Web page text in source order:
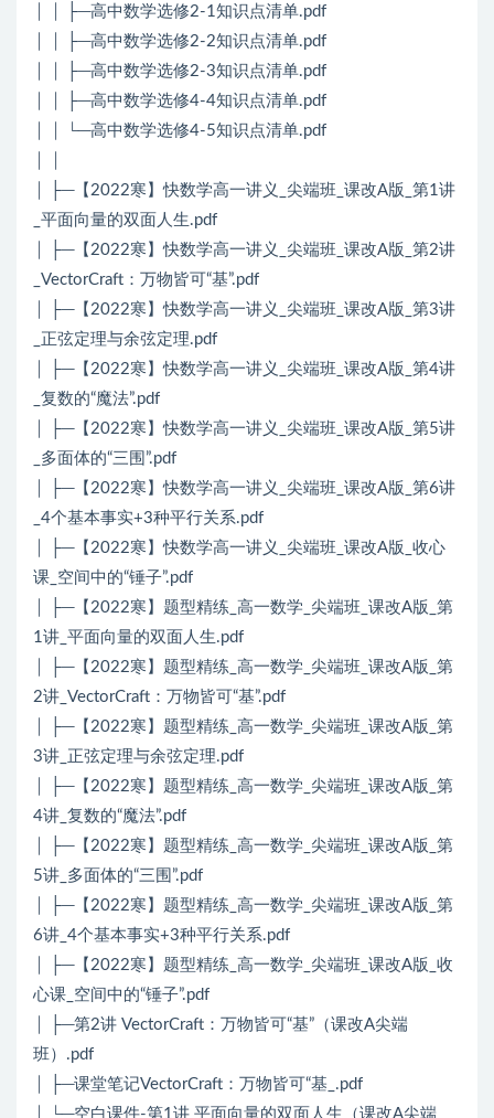
│ │ ├─高中数学选修2-1知识点清单.pdf
│ │ ├─高中数学选修2-2知识点清单.pdf
│ │ ├─高中数学选修2-3知识点清单.pdf
│ │ ├─高中数学选修4-4知识点清单.pdf
│ │ └─高中数学选修4-5知识点清单.pdf
│ ├─【2022寒】快数学高一讲义_尖端班_课改A版_第1讲
_平面向量的双面人生.pdf
│ ├─【2022寒】快数学高一讲义_尖端班_课改A版_第2讲
_VectorCraft：万物皆可“基”.pdf
│ ├─【2022寒】快数学高一讲义_尖端班_课改A版_第3讲
_正弦定理与余弦定理.pdf
│ ├─【2022寒】快数学高一讲义_尖端班_课改A版_第4讲
_复数的“魔法”.pdf
│ ├─【2022寒】快数学高一讲义_尖端班_课改A版_第5讲
_多面体的“三围”.pdf
│ ├─【2022寒】快数学高一讲义_尖端班_课改A版_第6讲
_4个基本事实+3种平行关系.pdf
│ ├─【2022寒】快数学高一讲义_尖端班_课改A版_收心
课_空间中的“锤子”.pdf
│ ├─【2022寒】题型精练_高一数学_尖端班_课改A版_第
1讲_平面向量的双面人生.pdf
│ ├─【2022寒】题型精练_高一数学_尖端班_课改A版_第
2讲_VectorCraft：万物皆可“基”.pdf
│ ├─【2022寒】题型精练_高一数学_尖端班_课改A版_第
3讲_正弦定理与余弦定理.pdf
│ ├─【2022寒】题型精练_高一数学_尖端班_课改A版_第
4讲_复数的“魔法”.pdf
│ ├─【2022寒】题型精练_高一数学_尖端班_课改A版_第
5讲_多面体的“三围”.pdf
│ ├─【2022寒】题型精练_高一数学_尖端班_课改A版_第
6讲_4个基本事实+3种平行关系.pdf
│ ├─【2022寒】题型精练_高一数学_尖端班_课改A版_收
心课_空间中的“锤子”.pdf
│ ├─第2讲 VectorCraft：万物皆可“基”（课改A尖端
班）.pdf
│ ├─课堂笔记VectorCraft：万物皆可“基_.pdf
│ └─空白课件-第1讲 平面向量的双面人生（课改A尖端